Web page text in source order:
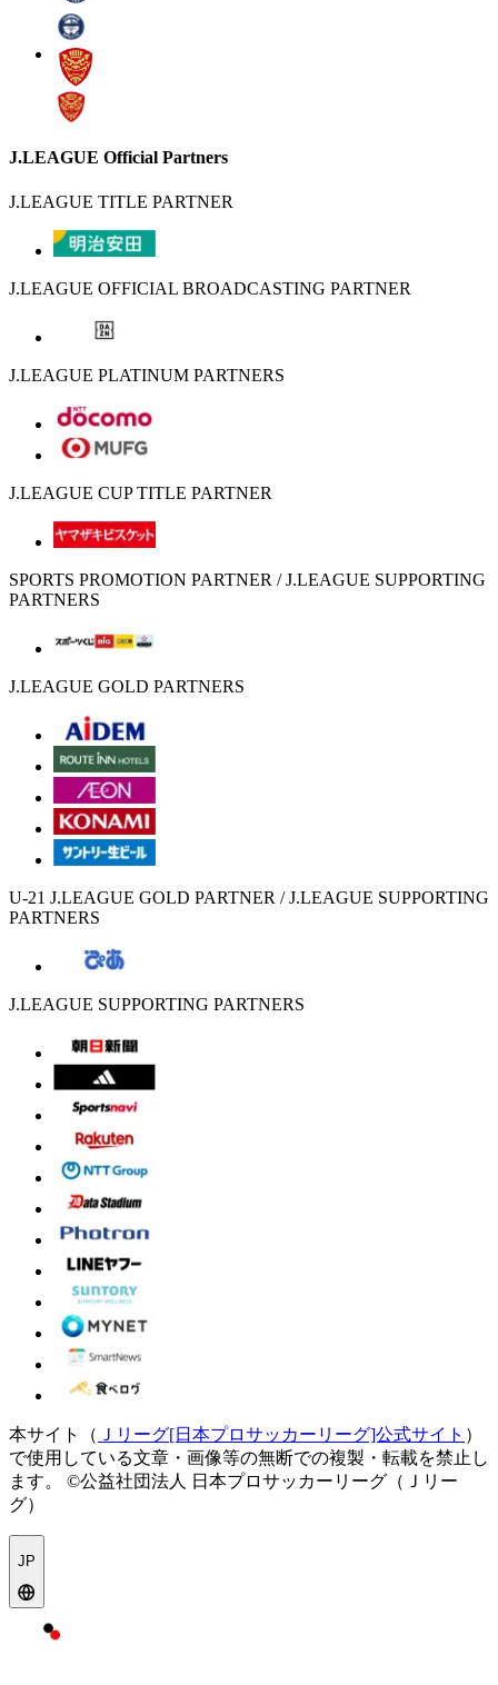
J.LEAGUE Official Partners
J.LEAGUE TITLE PARTNER
J.LEAGUE OFFICIAL BROADCASTING PARTNER
J.LEAGUE PLATINUM PARTNERS
J.LEAGUE CUP TITLE PARTNER
SPORTS PROMOTION PARTNER / J.LEAGUE SUPPORTING
PARTNERS
J.LEAGUE GOLD PARTNERS
U-21 J.LEAGUE GOLD PARTNER / J.LEAGUE SUPPORTING
PARTNERS
J.LEAGUE SUPPORTING PARTNERS
本サイト（ Ｊリーグ[日本プロサッカーリーグ]公式サイト ）
で使用している文章・画像等の無断での複製・転載を禁止し
ます。
©公益社団法人 日本プロサッカーリーグ（Ｊリー
グ）
JP